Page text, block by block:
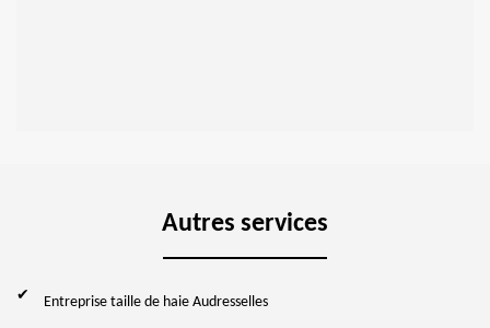
Autres services
Entreprise taille de haie Audresselles